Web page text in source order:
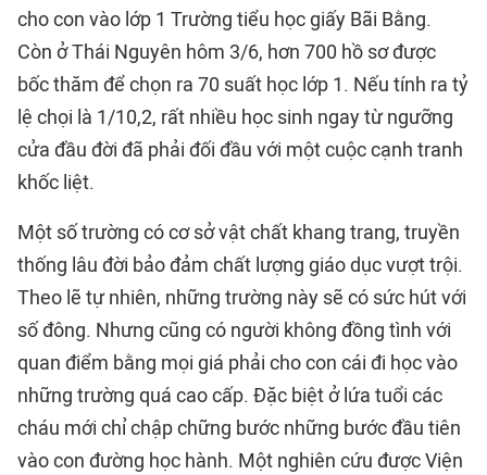
cho con vào lớp 1 Trường tiểu học giấy Bãi Bằng.
Còn ở Thái Nguyên hôm 3/6, hơn 700 hồ sơ được
bốc thăm để chọn ra 70 suất học lớp 1. Nếu tính ra tỷ
lệ chọi là 1/10,2, rất nhiều học sinh ngay từ ngưỡng
cửa đầu đời đã phải đối đầu với một cuộc cạnh tranh
khốc liệt.
Một số trường có cơ sở vật chất khang trang, truyền
thống lâu đời bảo đảm chất lượng giáo dục vượt trội.
Theo lẽ tự nhiên, những trường này sẽ có sức hút với
số đông. Nhưng cũng có người không đồng tình với
quan điểm bằng mọi giá phải cho con cái đi học vào
những trường quá cao cấp. Đặc biệt ở lứa tuổi các
cháu mới chỉ chập chững bước những bước đầu tiên
vào con đường học hành. Một nghiên cứu được Viện